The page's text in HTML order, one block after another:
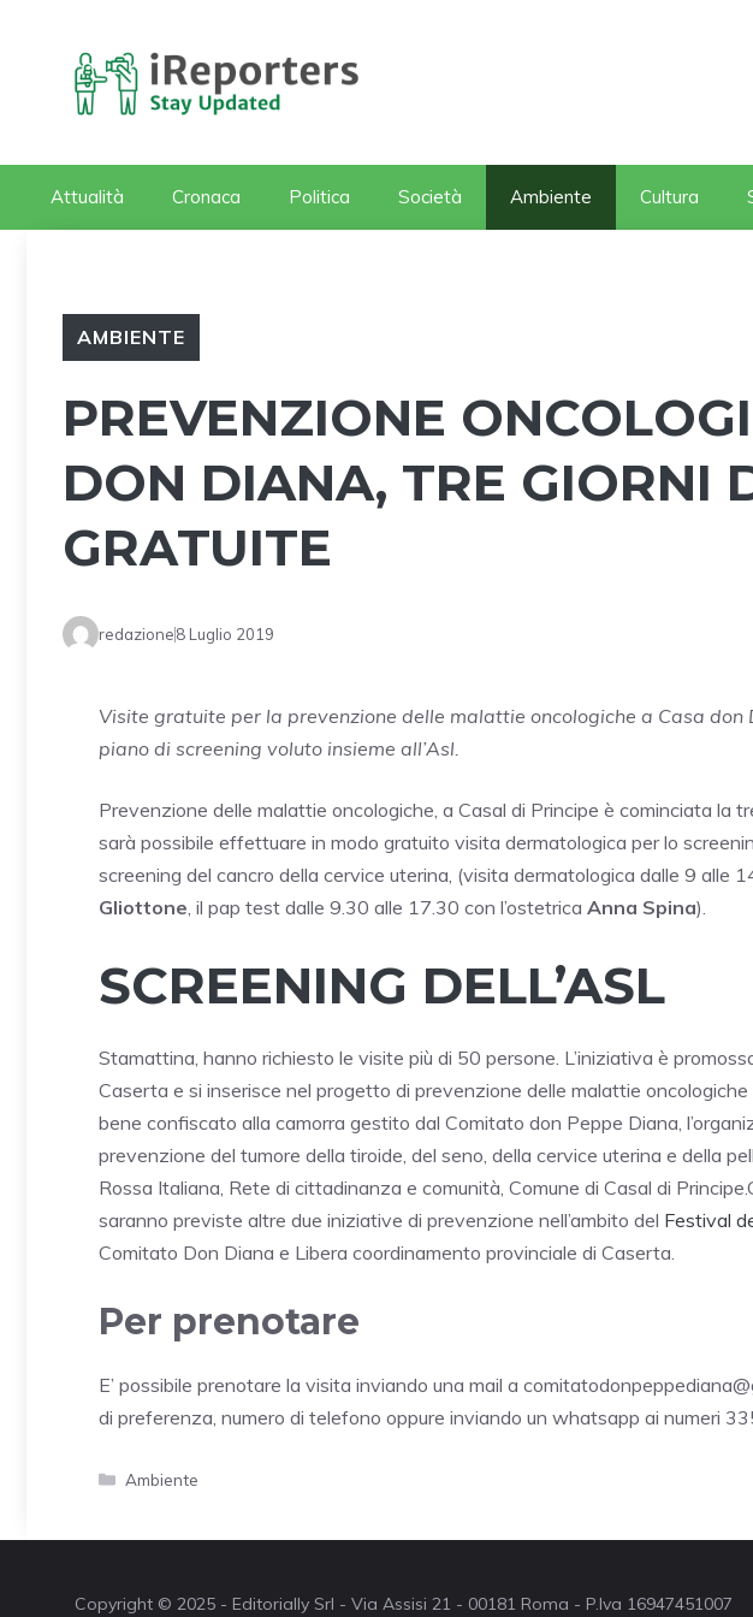
contenuto
Attualità Cronaca Politica Società Ambiente Cultura
AMBIENTE
PREVENZIONE
DON DIANA, TRE GIORNI
GRATUITE
redazione8 Luglio 2019
Visite gratuite per la prevenzione delle malattie oncologiche a Casa don
piano di screening voluto insieme all’Asl.
Prevenzione delle malattie oncologiche, a Casal di Principe è cominciata la
sarà possibile effettuare in modo gratuito visita dermatologica per lo
screening del cancro della cervice uterina, (visita dermatologica dalle 9 alle
Gliottone, il pap test dalle 9.30 alle 17.30 con l’ostetrica Anna Spina).
SCREENING DELL’ASL
Stamattina, hanno richiesto le visite più di 50 persone. L’iniziativa è
Caserta e si inserisce nel progetto di prevenzione delle malattie
bene confiscato alla camorra gestito dal Comitato don Peppe Diana,
prevenzione del tumore della tiroide, del seno, della cervice uterina e della
Rossa Italiana, Rete di cittadinanza e comunità, Comune di Casal di
saranno previste altre due iniziative di prevenzione nell’ambito del Festival
Comitato Don Diana e Libera coordinamento provinciale di Caserta.
Per prenotare
E’ possibile prenotare la visita inviando una mail a
di preferenza, numero di telefono oppure inviando un whatsapp ai numeri
Categorie
Ambiente
Copyright © 2025 - Editorially Srl - Via Assisi 21 - 00181 Roma - P.Iva 16947451007